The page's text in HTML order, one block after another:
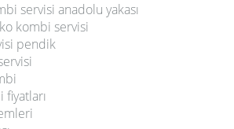
servisi anadolu yakası
kombi servisi
pendik